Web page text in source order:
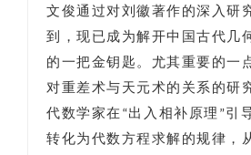
文俊通过对刘徽著作的深入研
到，现已成为解开中国古代几
的一把金钥匙。尤其重要的一
对重差术与天元术的关系的研
代数学家在“出入相补原理”引
转化为代数方程求解的规律，